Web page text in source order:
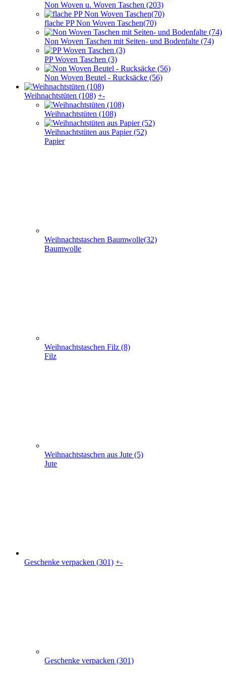
Non Woven u. Woven Taschen (203)
flache PP Non Woven Taschen(70)
Non Woven Taschen mit Seiten- und Bodenfalte (74)
PP Woven Taschen (3)
Non Woven Beutel - Rucksäcke (56)
Weihnachts­tüten (108) +-
Weihnachts­tüten (108)
Weihnachtstüten aus Papier (52)
Papier